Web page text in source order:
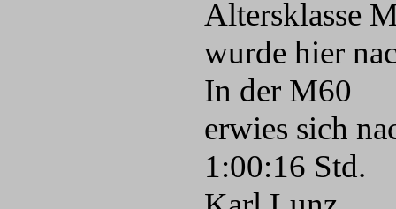
Altersklasse
wurde hier
In der M60
erwies sich
1:00:16 Std.